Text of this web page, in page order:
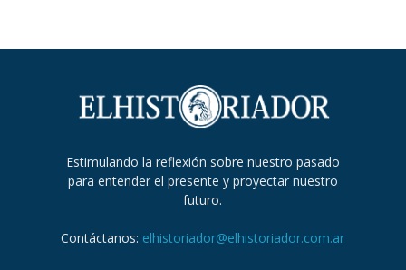
Estimulando la reflexión sobre nuestro pasado
para entender el presente y proyectar nuestro
futuro.
Contáctanos: elhistoriador@elhistoriador.com.ar